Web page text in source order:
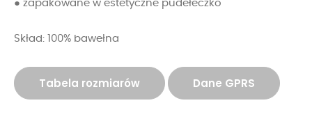
● zapakowane w estetyczne pudełeczko
Skład: 100% bawełna
Tabela rozmiarów Dane GPRS